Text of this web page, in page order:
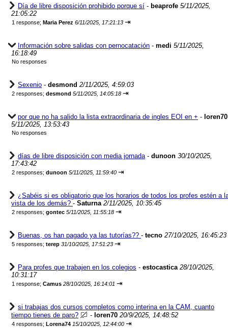
Día de libre disposición prohibido porque sí - beaprofe 5/11/2025,
21:05:22
1 response; Maria Perez 6/11/2025, 17:21:13 ⇥
Información sobre salidas con pernocatación - medi 5/11/2025,
16:18:49
No responses
Sexenio - desmond 2/11/2025, 4:59:03
2 responses; desmond 5/11/2025, 14:05:18 ⇥
por que no ha salido la lista extraordinaria de ingles EOI en + - loren70
5/11/2025, 13:53:43
No responses
días de libre disposición con media jornada- dunoon 30/10/2025,
17:43:42
2 responses; dunoon 5/11/2025, 11:59:40 ⇥
¿Sabéis si es obligatorio que los horarios de todos los profes estén a
vista de los demás? - Saturna 2/11/2025, 10:35:45
2 responses; gontec 5/11/2025, 11:55:18 ⇥
Buenas, os han pagado ya las tutorías?? - tecno 27/10/2025, 16:45:23
5 responses; terep 31/10/2025, 17:51:23 ⇥
Para profes que trabajen en los colegios - estocastica 28/10/2025,
10:31:17
1 response; Camus 28/10/2025, 16:14:01 ⇥
si trabajas dos cursos completos como interina en la CAM, cuanto
tiempo tienes de paro?
- loren70 20/9/2025, 14:48:52
4 responses; Lorena74 15/10/2025, 12:44:00 ⇥